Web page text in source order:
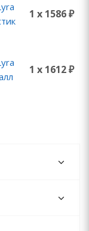
1 x 1586 ₽
1 x 1612 ₽